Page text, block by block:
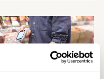
svenskproducerat
lågprisfaktorn
av nyheterna i